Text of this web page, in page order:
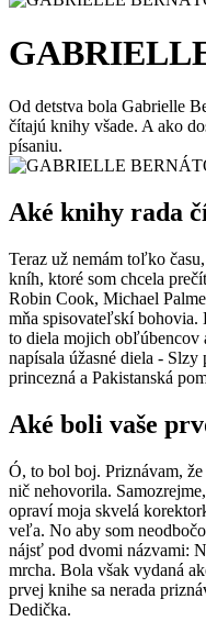
Od detstva bola Gabrielle
čítajú knihy všade. A ako
písaniu.
Aké knihy rada
Teraz už nemám toľko
kníh, ktoré som chcela
Robin Cook, Michael
mňa spisovateľskí bohovia.
to diela mojich
napísala úžasné diela - Slzy
princezná a Pakistanská
Aké boli vaše
Ó, to bol boj. Priznávam,
nič nehovorila.
opraví moja skvelá
veľa. No aby som
nájsť pod dvomi názvami:
mrcha. Bola však vydaná
prvej knihe sa nerada
Dedička.